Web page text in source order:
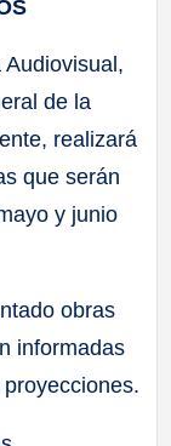
de la
realizará
que serán
y junio
obras
informadas